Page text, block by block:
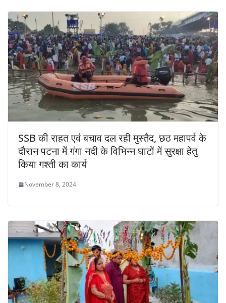
SSB की राहत एवं बचाव दल रही मुस्तैद, छठ महापर्व के
दौरान पटना में गंगा नदी के विभिन्न घाटों में सुरक्षा हेतु
किया गश्ती का कार्य
November 8, 2024